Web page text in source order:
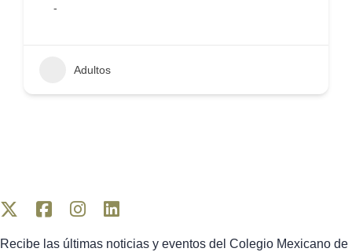
-
Adultos
Recibe las últimas noticias y eventos del Colegio Mexicano de